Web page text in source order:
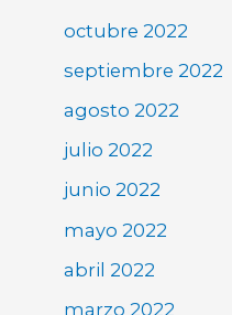
octubre 2022
septiembre 2022
agosto 2022
julio 2022
junio 2022
mayo 2022
abril 2022
marzo 2022